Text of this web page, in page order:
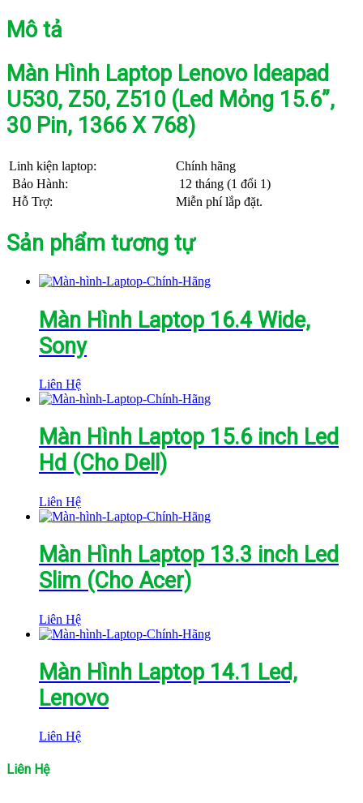
Mô tả
Màn Hình Laptop Lenovo Ideapad
U530, Z50, Z510 (Led Mỏng 15.6”,
30 Pin, 1366 X 768)
Linh kiện laptop:
Chính hãng
Bảo Hành:
12 tháng (1 đổi 1)
Hỗ Trợ:
Miễn phí lắp đặt.
Sản phẩm tương tự
Màn Hình Laptop 16.4 Wide,
Sony
Liên Hệ
Màn Hình Laptop 15.6 inch Led
Hd (Cho Dell)
Liên Hệ
Màn Hình Laptop 13.3 inch Led
Slim (Cho Acer)
Liên Hệ
Màn Hình Laptop 14.1 Led,
Lenovo
Liên Hệ
Liên Hệ